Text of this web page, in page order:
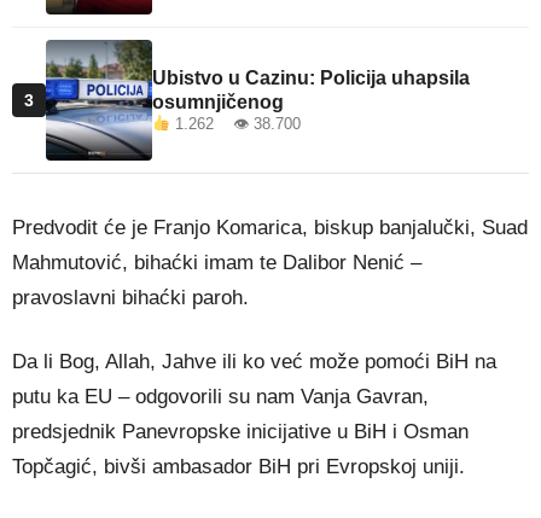
3
Ubistvo u Cazinu: Policija uhapsila
osumnjičenog
1.262 👁 38.700
Predvodit će je Franjo Komarica, biskup banjalučki, Suad
Mahmutović, bihaćki imam te Dalibor Nenić –
pravoslavni bihaćki paroh.
Da li Bog, Allah, Jahve ili ko već može pomoći BiH na
putu ka EU – odgovorili su nam Vanja Gavran,
predsjednik Panevropske inicijative u BiH i Osman
Topčagić, bivši ambasador BiH pri Evropskoj uniji.